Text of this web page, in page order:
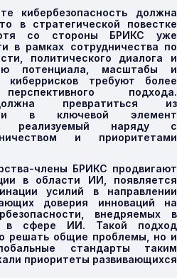
кибербезопасность должна
в стратегической повестке
со стороны БРИКС уже
в рамках сотрудничества по
политического диалога и
потенциала, масштабы и
киберрисков требуют более
подхода.
превратиться из
в ключевой элемент
реализуемый наряду с
и приоритетами
члены БРИКС продвигают
в области ИИ, появляется
усилий в направлении
доверия инноваций на
внедряемых в
в сфере ИИ. Такой подход
решать общие проблемы, но и
стандарты таким
приоритеты развивающихся